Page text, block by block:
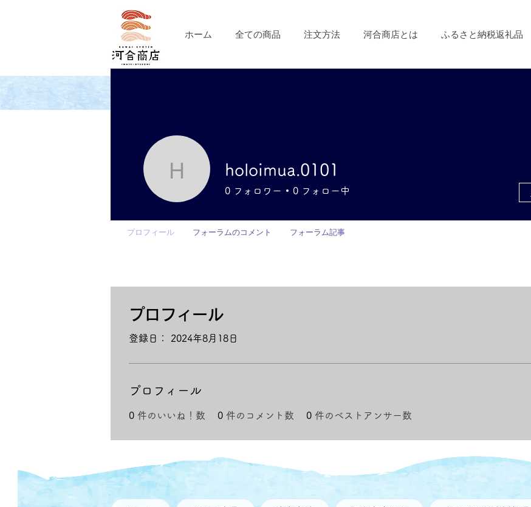
ホーム 全ての商品 注文方法 河合商店とは ふるさと納税返礼品
プロフィール
登録日： 2024年8月18日
プロフィール
0 件のいいね！数 0 件のコメント数 0 件のベストアンサー数
holoimua.0101
holoimua.0101
0 フォロワー 0 フォロー中
プロフィール フォーラムのコメント フォーラム記事